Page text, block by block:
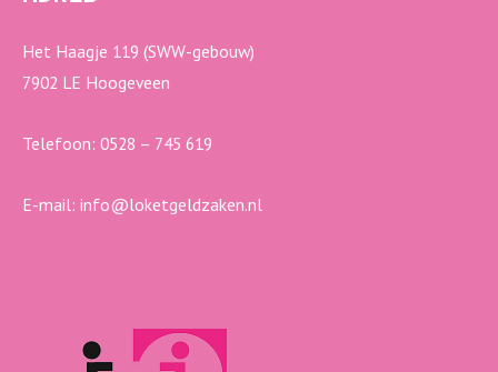
Het Haagje 119 (SWW-gebouw)
7902 LE Hoogeveen
Telefoon: 0528 – 745 619
E-mail: info@loketgeldzaken.nl